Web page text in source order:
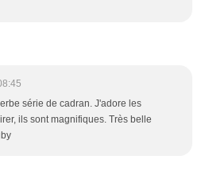
série de cadran. J'adore les
ils sont magnifiques. Très belle